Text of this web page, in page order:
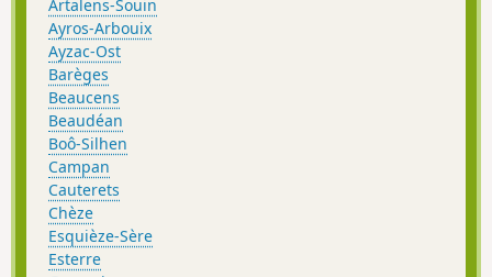
Artalens-Souin
Ayros-Arbouix
Ayzac-Ost
Barèges
Beaucens
Beaudéan
Boô-Silhen
Campan
Cauterets
Chèze
Esquièze-Sère
Esterre